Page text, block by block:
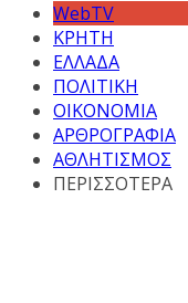
WebTV
ΚΡΗΤΗ
ΕΛΛΑΔΑ
ΠΟΛΙΤΙΚΗ
ΟΙΚΟΝΟΜΙΑ
ΑΡΘΡΟΓΡΑΦΙΑ
ΑΘΛΗΤΙΣΜΟΣ
ΠΕΡΙΣΣΟΤΕΡΑ